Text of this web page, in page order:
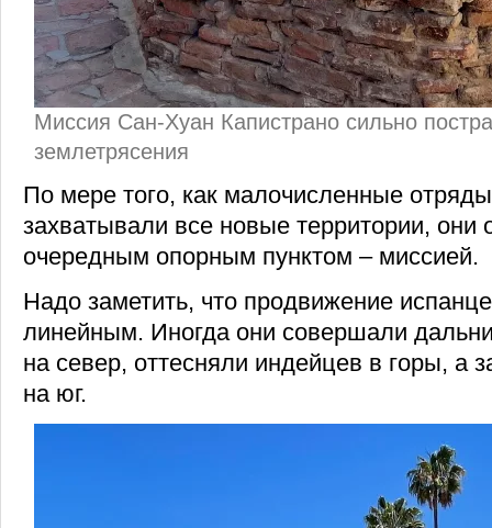
Миссия Сан-Хуан Капистрано сильно
землетрясения
По мере того, как малочисленные
захватывали все новые территории, они
очередным опорным пунктом – миссией.
Надо заметить, что продвижение
линейным. Иногда они совершали
на север, оттесняли индейцев в горы, а
на юг.